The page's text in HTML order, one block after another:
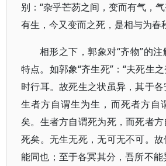
别：“杂乎芒芴之间，变而有气，
有生，今又变而之死，是相与为春
相形之下，郭象对“齐物”的
特点。如郭象“齐生死”：“夫死生
时行耳。故死生之状虽异，其于
生者方自谓生为生，而死者方自
矣。生者方自谓死为死，而死者
死矣。无生无死，无可无不可。
能同也；至于各冥其分，吾所不能